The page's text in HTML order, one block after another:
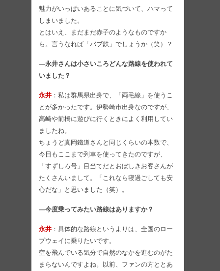
魅力がいっぱいあることに気づいて、ハマって
しまいました。
とはいえ、まだまだ赤子のようなものですか
ら。言うなれば「バブ鉄」でしょうか（笑）？
―永井さんは小さいころどんな路線を使われて
いました？
永井 ：私は群馬県出身で、「両毛線」を使うこ
とが多かったです。伊勢崎市出身なのですが、
高崎や前橋に遊びに行くときによく利用してい
ましたね。
ちょうど真岡鐵道さんと同じくらいの本数で、
今日もここまで列車を使ってきたのですが、
「すずしろ号」目当てだとおぼしきお客さんが
たくさんいまして。「これなら寝過ごしても安
心だな」と思いました（笑）。
―今度乗ってみたい路線はありますか？
永井 ：具体的な路線というよりは、全国のロー
プウェイに乗りたいです。
空を飛んでいる気分で自然のなかを進むのがた
まらないんですよね。以前、ファンの方ととあ